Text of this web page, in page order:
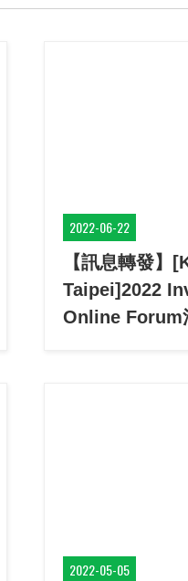
2022-06-22
【訊息轉發】
Taipei]2022
Online Forum
2022-05-05